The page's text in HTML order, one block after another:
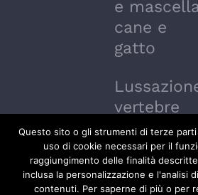
e
cane e
gatto
vertebre
cervicali
cane C1 e
C2
Questo sito o gli strumenti di terze
uso di cookie necessari per il
raggiungimento delle finalità
inclusa la personalizzazione e l'analisi
contenuti. Per saperne di più o per